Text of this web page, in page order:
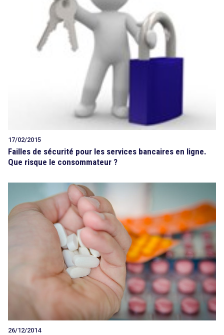
17/02/2015
Failles de sécurité pour les services bancaires en ligne.
Que risque le consommateur ?
26/12/2014